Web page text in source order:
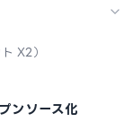
X2）
ンソース化